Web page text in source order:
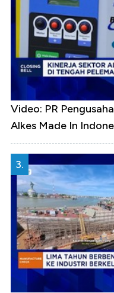
Video: PR
Alkes Made In
3.